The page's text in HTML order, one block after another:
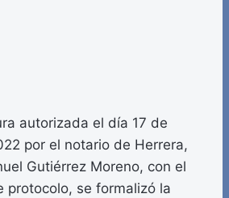
autorizada el día 17 de
por el notario de Herrera,
Gutiérrez Moreno, con el
protocolo, se formalizó la